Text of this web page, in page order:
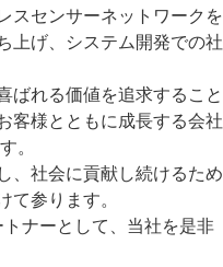
スセンサーネットワークを
上げ、システム開発での社
ばれる価値を追求すること
客様とともに成長する会社
。
、社会に貢献し続けるため
て参ります。
ナーとして、当社を是非